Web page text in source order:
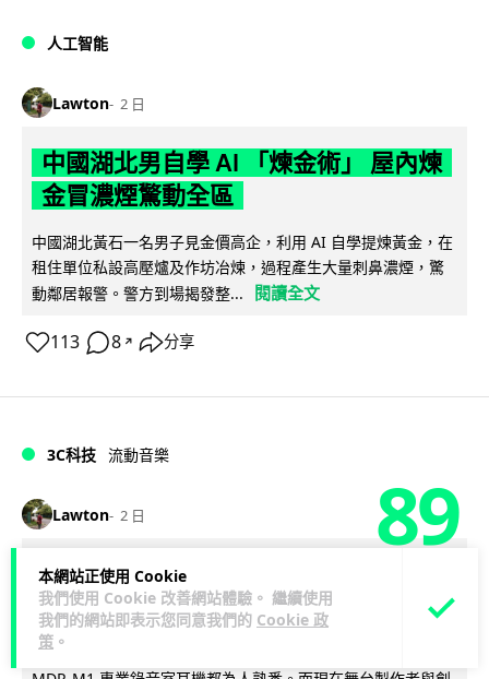
本網站正使用 Cookie
我們使用 Cookie 改善網站體驗。 繼續使用
我們的網站即表示您同意我們的 Cookie 政
策 。
人工智能
Lawton 2 日
中國湖北男自學 AI 「煉金術」 屋內煉
金冒濃煙驚動全區
中國湖北黃石一名男子見金價高企，利用 AI 自學提煉黃金，在
租住單位私設高壓爐及作坊冶煉，過程產生大量刺鼻濃煙，驚
動鄰居報警。警方到場揭發整...
閱讀全文
113 8 ↗ 分享
3C科技 流動音樂
Lawton 2 日 89
【評測】Sony IER-M500 入耳式監聽
耳機：現場拍攝、後製監聽與人聲利器
談到專業混音專用的聲音監聽耳機，Sony 經典 MDR-7506 到